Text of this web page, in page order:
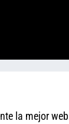
la mejor